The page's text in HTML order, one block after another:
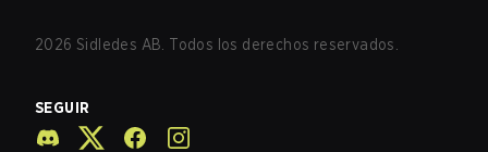
2026 Sidledes AB. Todos los derechos reservados.
SEGUIR